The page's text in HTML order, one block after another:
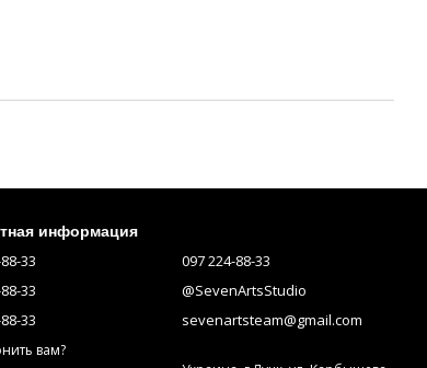
информация
33
33
33
вам?
097 224-88-33
@SevenArtsStudio
sevenartsteam@gmail.com